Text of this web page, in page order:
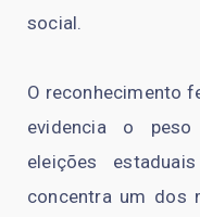
social.
O reconhecimento
evidencia o
eleições
concentra um dos